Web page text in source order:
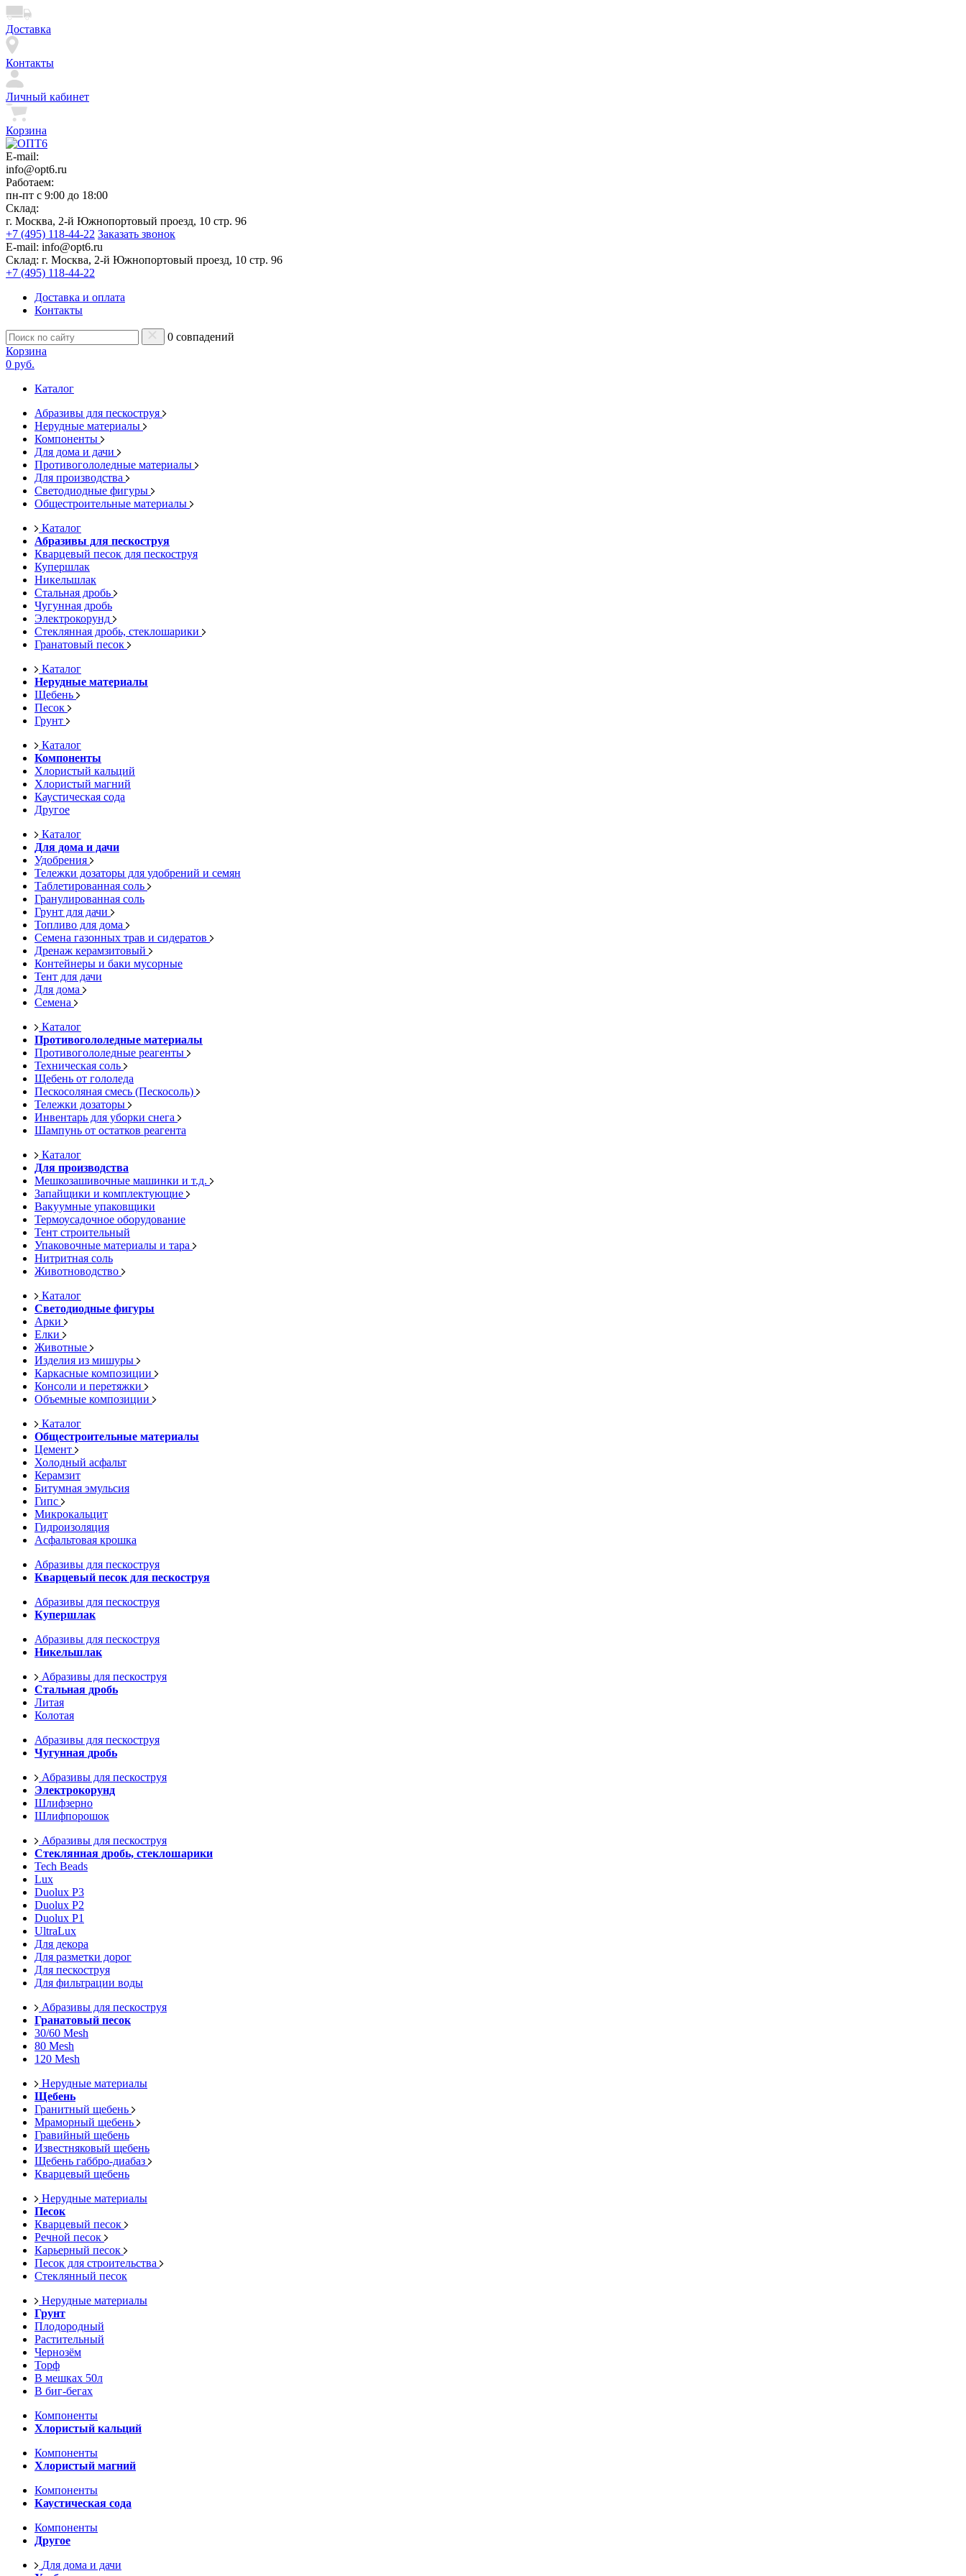
Доставка
Контакты
Личный кабинет
Корзина
E-mail:
info@opt6.ru
Работаем:
пн-пт с 9:00 до 18:00
Склад:
г. Москва, 2-й Южнопортовый проезд, 10 стр. 96
+7 (495) 118-44-22 Заказать звонок
E-mail: info@opt6.ru
Склад: г. Москва, 2-й Южнопортовый проезд, 10 стр. 96
+7 (495) 118-44-22
Доставка и оплата
Контакты
0 совпадений
Корзина
0 руб.
Каталог
Абразивы для пескоструя
Нерудные материалы
Компоненты
Для дома и дачи
Противогололедные материалы
Для производства
Светодиодные фигуры
Общестроительные материалы
Каталог
Абразивы для пескоструя
Кварцевый песок для пескоструя
Купершлак
Никельшлак
Стальная дробь
Чугунная дробь
Электрокорунд
Стеклянная дробь, стеклошарики
Гранатовый песок
Каталог
Нерудные материалы
Щебень
Песок
Грунт
Каталог
Компоненты
Хлористый кальций
Хлористый магний
Каустическая сода
Другое
Каталог
Для дома и дачи
Удобрения
Тележки дозаторы для удобрений и семян
Таблетированная соль
Гранулированная соль
Грунт для дачи
Топливо для дома
Семена газонных трав и сидератов
Дренаж керамзитовый
Контейнеры и баки мусорные
Тент для дачи
Для дома
Семена
Каталог
Противогололедные материалы
Противогололедные реагенты
Техническая соль
Щебень от гололеда
Пескосоляная смесь (Пескосоль)
Тележки дозаторы
Инвентарь для уборки снега
Шампунь от остатков реагента
Каталог
Для производства
Мешкозашивочные машинки и т.д.
Запайщики и комплектующие
Вакуумные упаковщики
Термоусадочное оборудование
Тент строительный
Упаковочные материалы и тара
Нитритная соль
Животноводство
Каталог
Светодиодные фигуры
Арки
Елки
Животные
Изделия из мишуры
Каркасные композиции
Консоли и перетяжки
Объемные композиции
Каталог
Общестроительные материалы
Цемент
Холодный асфальт
Керамзит
Битумная эмульсия
Гипс
Микрокальцит
Гидроизоляция
Асфальтовая крошка
Абразивы для пескоструя
Кварцевый песок для пескоструя
Абразивы для пескоструя
Купершлак
Абразивы для пескоструя
Никельшлак
Абразивы для пескоструя
Стальная дробь
Литая
Колотая
Абразивы для пескоструя
Чугунная дробь
Абразивы для пескоструя
Электрокорунд
Шлифзерно
Шлифпорошок
Абразивы для пескоструя
Стеклянная дробь, стеклошарики
Tech Beads
Lux
Duolux P3
Duolux P2
Duolux P1
UltraLux
Для декора
Для разметки дорог
Для пескоструя
Для фильтрации воды
Абразивы для пескоструя
Гранатовый песок
30/60 Mesh
80 Mesh
120 Mesh
Нерудные материалы
Щебень
Гранитный щебень
Мраморный щебень
Гравийный щебень
Известняковый щебень
Щебень габбро-диабаз
Кварцевый щебень
Нерудные материалы
Песок
Кварцевый песок
Речной песок
Карьерный песок
Песок для строительства
Стеклянный песок
Нерудные материалы
Грунт
Плодородный
Растительный
Чернозём
Торф
В мешках 50л
В биг-бегах
Компоненты
Хлористый кальций
Компоненты
Хлористый магний
Компоненты
Каустическая сода
Компоненты
Другое
Для дома и дачи